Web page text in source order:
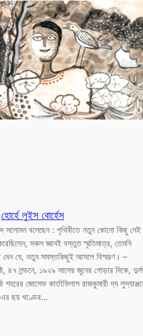
হোর্হে লুইস বোর্হেস
সলোমন বলেছেন : পৃথিবীতে নতুন কোনো কিছু
সকল জ্ঞানই বস্তুত স্মৃতিমাত্র, তেমনি
যে, নতুন সমস্তকিছুই আসলে বিস্মরণ। –
৪৭ লন্ডনে, ১৯২৯ সালের জুনের গোড়ার দিকে,
শহরের জোসেফ কার্তাফিলাস রাজকুমারী দ্য
এর ছয় খণ্ডের…